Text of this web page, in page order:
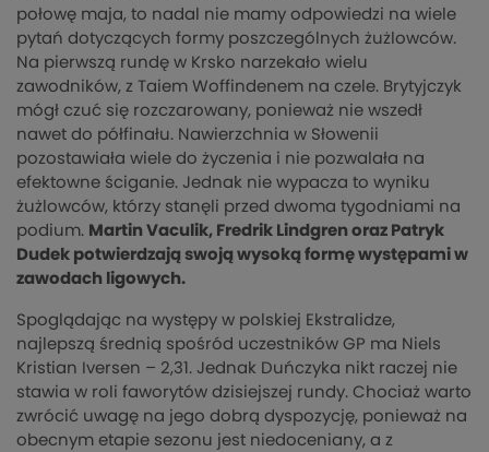
połowę maja, to nadal nie mamy odpowiedzi na wiele
pytań dotyczących formy poszczególnych żużlowców.
Na pierwszą rundę w Krsko narzekało wielu
zawodników, z Taiem Woffindenem na czele. Brytyjczyk
mógł czuć się rozczarowany, ponieważ nie wszedł
nawet do półfinału. Nawierzchnia w Słowenii
pozostawiała wiele do życzenia i nie pozwalała na
efektowne ściganie. Jednak nie wypacza to wyniku
żużlowców, którzy stanęli przed dwoma tygodniami na
podium. Martin Vaculik, Fredrik Lindgren oraz Patryk
Dudek potwierdzają swoją wysoką formę występami w
zawodach ligowych.
Spoglądając na występy w polskiej Ekstralidze,
najlepszą średnią spośród uczestników GP ma Niels
Kristian Iversen – 2,31. Jednak Duńczyka nikt raczej nie
stawia w roli faworytów dzisiejszej rundy. Chociaż warto
zwrócić uwagę na jego dobrą dyspozycję, ponieważ na
obecnym etapie sezonu jest niedoceniany, a z